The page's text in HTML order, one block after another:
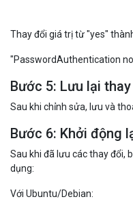
Bước 4: Chỉnh sửa
Tìm dòng sau trong file: